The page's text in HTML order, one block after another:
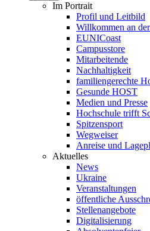
Im Portrait
Profil und Leitbild
Willkommen an
EUNICoast
Campusstore
Mitarbeitende
Nachhaltigkeit
familiengerechte
Gesunde HOST
Medien und Presse
Hochschule trifft
Spitzensport
Wegweiser
Anreise und
Aktuelles
News
Ukraine
Veranstaltungen
öffentliche
Stellenangebote
Digitalisierung